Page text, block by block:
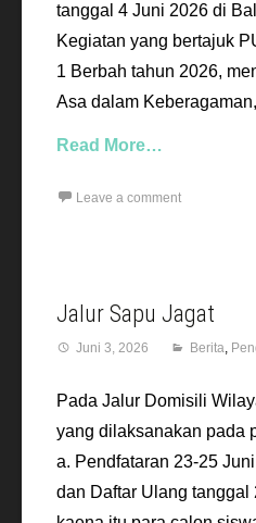
tanggal 4 Juni 2026 di
Kegiatan yang bertajuk
1 Berbah tahun 2026,
Asa dalam Keberagaman,
Read More…
Leave a comment
Jalur Sapu Jagat
Juni 3, 2026 Berita,
Pada Jalur Domisili
yang dilaksanakan pada
a. Pendfataran 23-25
dan Daftar Ulang tanggal